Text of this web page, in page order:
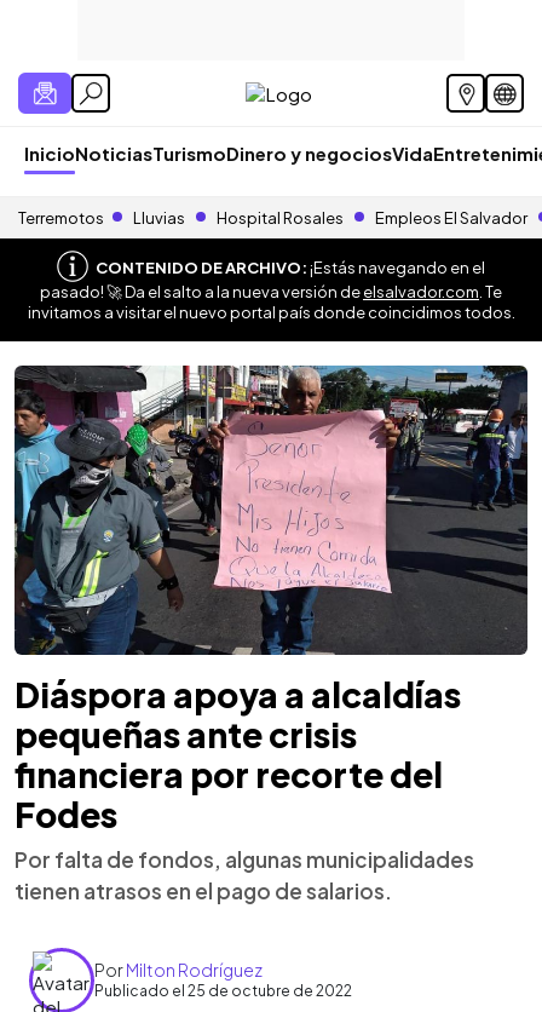
InicioNoticiasTurismoDinero y negociosVida
Terremotos Lluvias Hospital Rosales Empleos El Salvador
CONTENIDO DE ARCHIVO:¡Estás navegando en el
pasado! 🚀 Da el salto a la nueva versión deelsalvador.com . Te
invitamos a visitar el nuevo portal país donde coincidimos todos.
Diáspora apoya a alcaldías
pequeñas ante crisis
financiera por recorte del
Fodes
Por falta de fondos, algunas municipalidades
tienen atrasos en el pago de salarios.
PorMilton Rodríguez
Publicado el 25 de octubre de 2022